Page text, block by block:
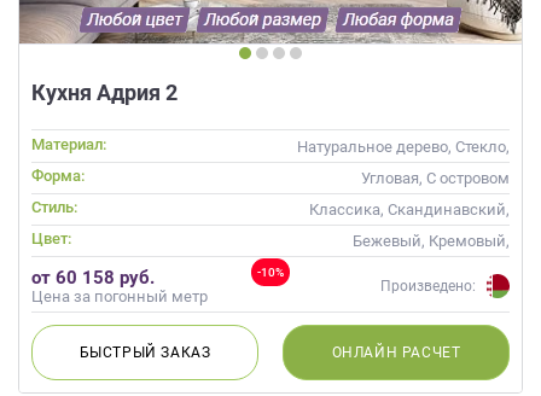
Кухня Адрия 2
Материал:
Натуральное дерево, Стекло,
Массив
Форма:
Угловая, С островом
Стиль:
Классика, Скандинавский,
Неоклассика
Цвет:
Бежевый, Кремовый,
Коричневый, Капучино
-10%
от 60 158 руб.
Цена за погонный метр
Произведено:
БЫСТРЫЙЗАКАЗ ОНЛАЙН РАСЧЕТ